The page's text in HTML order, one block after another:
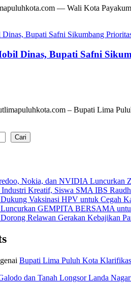
— Wali Kota
Dinas, Bupati Safni
– Bupati Lima
Cari
Nokia, dan NVIDIA Luncurkan
Kreatif, Siswa SMA IBS
Vaksinasi HPV untuk Cegah
GEMPITA BERSAMA
Relawan Gerakan Kebajikan
Bupati Lima Puluh Kota
dan Tanah Longsor Landa